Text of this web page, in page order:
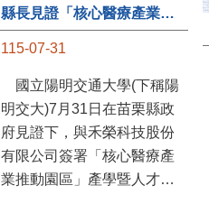
縣長見證「核心醫療產業推動園區」產學合作簽約儀式
115-07-31
國立陽明交通大學(下稱陽
明交大)7月31日在苗栗縣政
府見證下，與禾榮科技股份
有限公司簽署「核心醫療產
業推動園區」產學暨人才培